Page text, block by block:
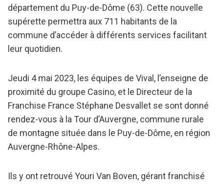
département du Puy-de-Dôme (63). Cette nouvelle
supérette permettra aux 711 habitants de la
commune d’accéder à différents services facilitant
leur quotidien.
Jeudi 4 mai 2023, les équipes de Vival, l’enseigne de
proximité du groupe Casino, et le Directeur de la
Franchise France Stéphane Desvallet se sont donné
rendez-vous à la Tour d’Auvergne, commune rurale
de montagne située dans le Puy-de-Dôme, en région
Auvergne-Rhône-Alpes.
Ils y ont retrouvé Youri Van Boven, gérant franchisé